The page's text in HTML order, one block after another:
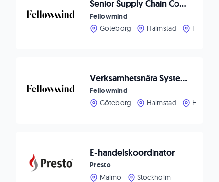
Senior Supply Chain Consultant – D365 F&SCM /Annata A365
Fellowmind
Göteborg
Halmstad
Verksamhetsnära Systemutvecklare Dynamics 365 F&SCM
Fellowmind
Göteborg
Halmstad
E-handelskoordinator
Presto
Malmö
Stockholm